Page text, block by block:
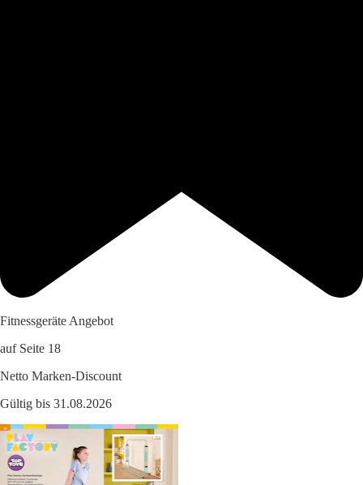
Fitnessgeräte Angebot
auf Seite 18
Netto Marken-Discount
Gültig bis 31.08.2026